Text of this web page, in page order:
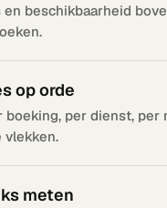
en beschikbaarheid
op orde
boeking, per dienst, per
vlekken.
meten